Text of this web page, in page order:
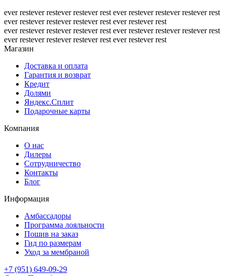
ever restever restever restever rest ever restever restever restever rest
ever restever restever restever rest ever restever rest
ever restever restever restever rest ever restever restever restever rest
ever restever restever restever rest ever restever rest
Магазин
Доставка и оплата
Гарантия и возврат
Кредит
Долями
Яндекс.Сплит
Подарочные карты
Компания
О нас
Дилеры
Сотрудничество
Контакты
Блог
Информация
Амбассадоры
Программа лояльности
Пошив на заказ
Гид по размерам
Уход за мембраной
+7 (951) 649-09-29